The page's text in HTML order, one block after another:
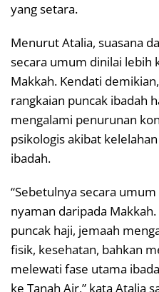
yang setara.
Menurut Atalia, suasana
secara umum dinilai lebih
Makkah. Kendati
rangkaian puncak ibadah
mengalami penurunan
psikologis akibat
ibadah.
“Sebetulnya secara
nyaman daripada
puncak haji, jemaah
fisik, kesehatan, bahkan
melewati fase utama
ke Tanah Air,” kata Atalia